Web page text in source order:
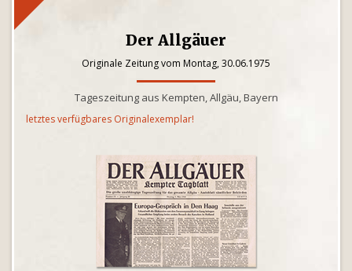
Der Allgäuer
Originale Zeitung vom Montag, 30.06.1975
Tageszeitung aus Kempten, Allgäu, Bayern
letztes verfügbares Originalexemplar!